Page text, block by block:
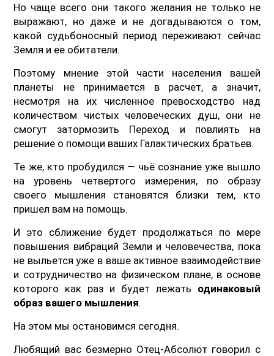
Но чаще всего они такого желания не только не
выражают, но даже и не догадываются о том,
какой судьбоносный период переживают сейчас
Земля и ее обитатели.
Поэтому мнение этой части населения вашей
планеты не принимается в расчет, а значит,
несмотря на их численное превосходство над
количеством чистых человеческих душ, они не
смогут затормозить Переход и повлиять на
решение о помощи ваших Галактических братьев.
Те же, кто пробудился — чьё сознание уже вышло
на уровень четвертого измерения, по образу
своего мышления становятся близки тем, кто
пришел вам на помощь.
И это сближение будет продолжаться по мере
повышения вибраций Земли и человечества, пока
не выльется уже в ваше активное взаимодействие
и сотрудничество на физическом плане, в основе
которого как раз и будет лежать одинаковый
образ вашего мышления.
На этом мы остановимся сегодня.
Любящий вас безмерно Отец-Абсолют говорил с